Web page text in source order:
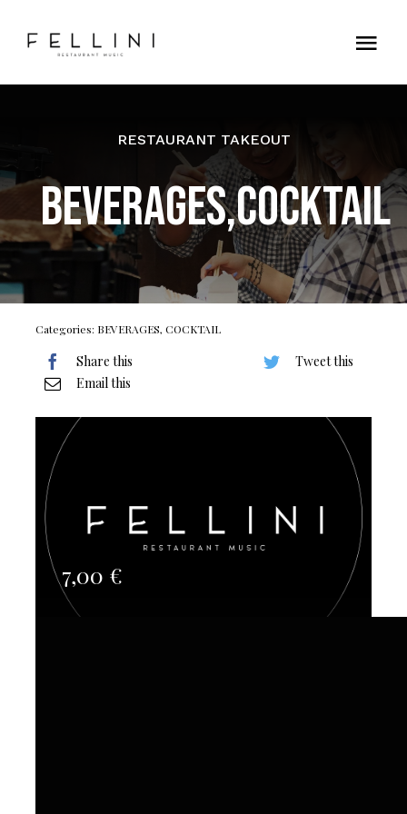
RESTAURANT TAKEOUT
BEVERAGES,COCKTAIL
Categories: BEVERAGES, COCKTAIL
Share this
Tweet this
Email this
7,00 €